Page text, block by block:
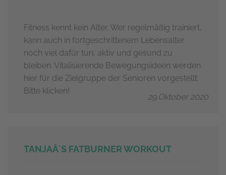
Fitness kennt kein Alter. Wer regelmäßig trainiert,
kann auch in fortgeschrittenem Lebensalter
noch viel dafür tun, aktiv und gesund zu
bleiben. Vitalisierende Bewegungsideen werden
hier für die Zielgruppe der Senioren vorgestellt.
Bitte klicken!
29.Oktober 2020
TANJAÂ´S FATBURNER WORKOUT